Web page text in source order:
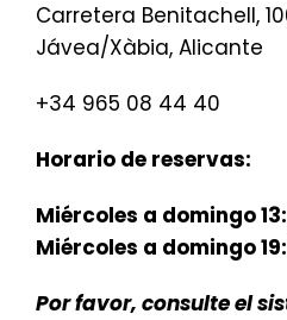
Carretera Benitachell,
Jávea/Xàbia, Alicante
+34 965 08 44 40
Horario de reservas:
Miércoles a domingo
Miércoles a domingo
Por favor, consulte el